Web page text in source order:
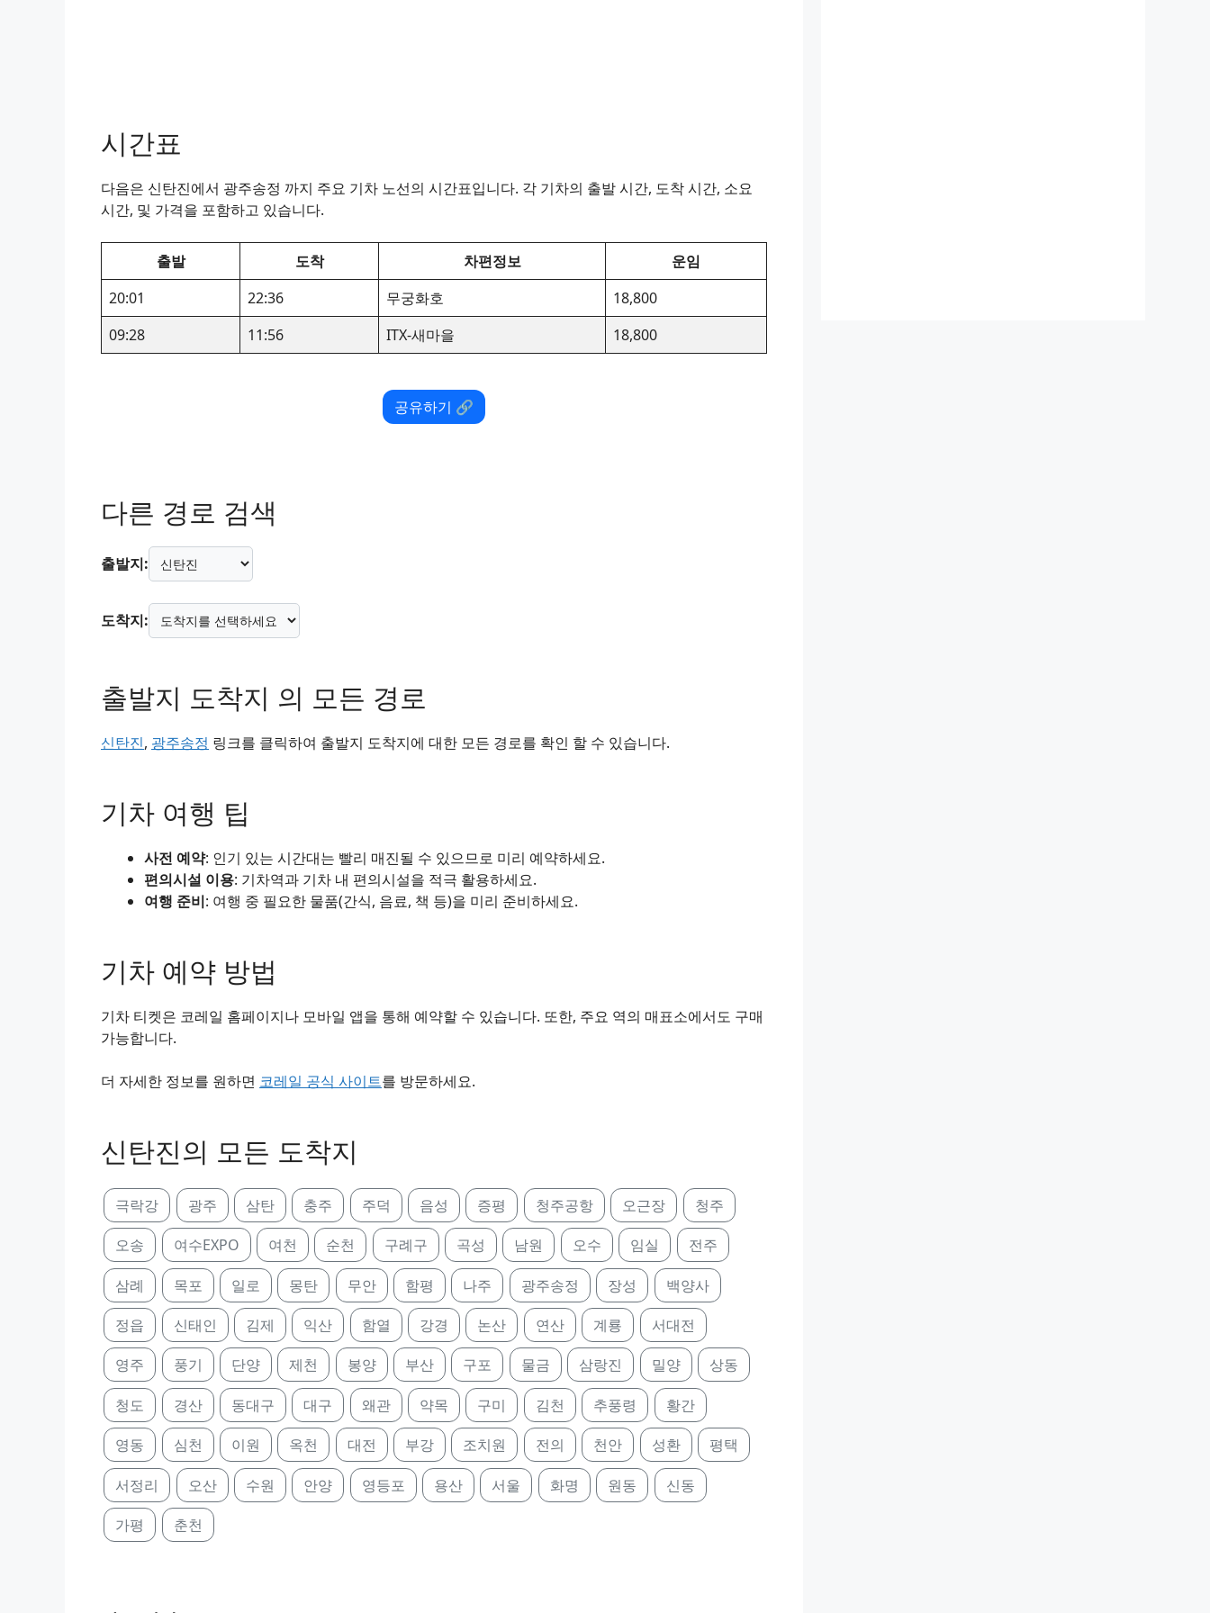
시간표
다음은 신탄진에서 광주송정 까지 주요 기차 노선의 시간표입니다. 각 기차의 출발 시간, 도착 시간, 소요
시간, 및 가격을 포함하고 있습니다.
출발 도착 차편정보
운임
20:01
22:36 무궁화호
18,800
09:28
11:56 ITX-새마을 18,800
공유하기 🔗
다른 경로 검색
출발지:
도착지:
출발지 도착지 의 모든 경로
신탄진, 광주송정 링크를 클릭하여 출발지 도착지에 대한 모든 경로를 확인 할 수 있습니다.
기차 여행 팁
사전 예약: 인기 있는 시간대는 빨리 매진될 수 있으므로 미리 예약하세요.
편의시설 이용: 기차역과 기차 내 편의시설을 적극 활용하세요.
여행 준비: 여행 중 필요한 물품(간식, 음료, 책 등)을 미리 준비하세요.
기차 예약 방법
기차 티켓은 코레일 홈페이지나 모바일 앱을 통해 예약할 수 있습니다. 또한, 주요 역의 매표소에서도 구매
가능합니다.
더 자세한 정보를 원하면 코레일 공식 사이트를 방문하세요.
신탄진의 모든 도착지
극락강 광주 삼탄 충주 주덕 음성 증평 청주공항 오근장 청주
오송 여수EXPO 여천 순천 구례구 곡성 남원 오수 임실 전주
삼례 목포 일로 몽탄 무안 함평 나주 광주송정 장성 백양사
정읍 신태인 김제 익산 함열 강경 논산 연산 계룡 서대전
영주 풍기 단양 제천 봉양 부산 구포 물금 삼랑진 밀양 상동
청도 경산 동대구 대구 왜관 약목 구미 김천 추풍령 황간
영동 심천 이원 옥천 대전 부강 조치원 전의 천안 성환 평택
서정리 오산 수원 안양 영등포 용산 서울 화명 원동 신동
가평 춘천